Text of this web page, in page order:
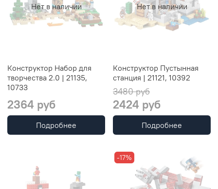
Нет в наличии
Конструктор Набор для
творчества 2.0 | 21135,
10733
2364 руб
Подробнее
Нет в наличии
Конструктор Пустынная
станция | 21121, 10392
3480 руб
2424 руб
Подробнее
-17%